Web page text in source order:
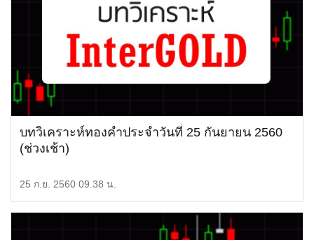
บทวิเคราะห์ทองคำประจำวันที่ 25 กันยายน 2560
(ช่วงเช้า)
25 ก.ย. 2560 09.38 น.